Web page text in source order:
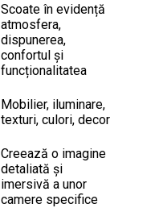
Scoate în evidență
atmosfera,
dispunerea,
confortul și
funcționalitatea
Mobilier, iluminare,
texturi, culori, decor
Creează o imagine
detaliată și
imersivă a unor
camere specifice